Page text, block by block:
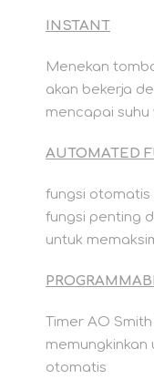
INSTANT
Menekan
akan bekerja
mencapai
AUTOMATED
fungsi
fungsi penting
untuk
Timer AO
memungkinkan
otomatis